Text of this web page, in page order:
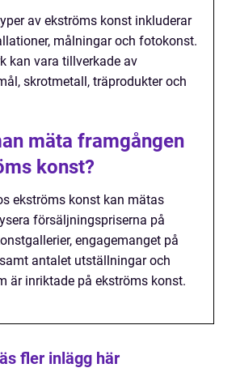
av ekströms konst inkluderar
målningar och fotokonst.
kan vara tillverkade av
skrotmetall, träprodukter och
mäta framgången
konst?
ekströms konst kan mätas
försäljningspriserna på
engagemanget på
antalet utställningar och
är inriktade på ekströms konst.
fler inlägg här